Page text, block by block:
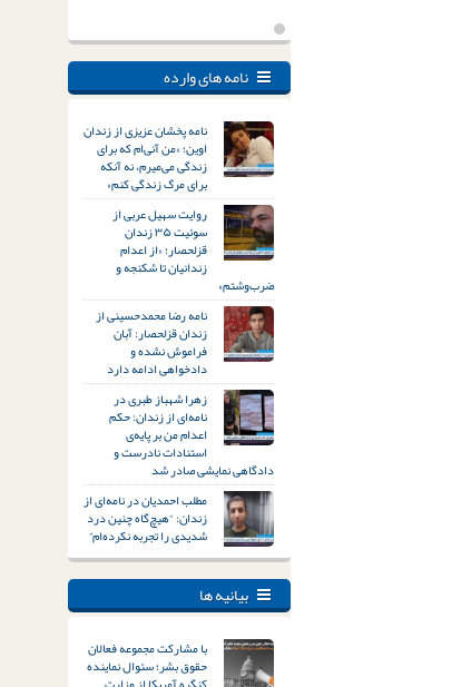
نامه های وارده
نامه پخشان عزیزی از زندان
اوین؛ «من آنی‌ام که برای
زندگی می‌میرم، نه آنکه
برای مرگ زندگی کنم»
روایت سهیل عربی از
سوئیت ۳۵ زندان
قزلحصار؛ «از اعدام
زندانیان تا شکنجه و
ضرب‌وشتم»
نامه رضا محمدحسینی از
زندان قزلحصار: آبان
فراموش نشده و
دادخواهی ادامه دارد
زهرا شهباز طبری در
نامه‌ای از زندان: حکم
اعدام من بر پایه‌ی
استنادات نادرست و
دادگاهی نمایشی صادر شد
مطلب احمدیان در نامه‌ای از
زندان: “هیچ‌گاه چنین درد
شدیدی را تجربه نکرده‌ام”
بیانیه ها
با مشارکت مجموعه فعالان
حقوق بشر؛ سئوال نماینده